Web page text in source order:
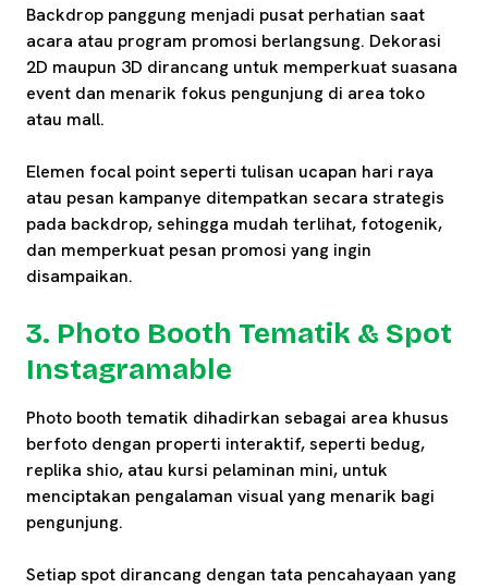
Backdrop panggung menjadi pusat perhatian saat
acara atau program promosi berlangsung. Dekorasi
2D maupun 3D dirancang untuk memperkuat suasana
event dan menarik fokus pengunjung di area toko
atau mall.
Elemen focal point seperti tulisan ucapan hari raya
atau pesan kampanye ditempatkan secara strategis
pada backdrop, sehingga mudah terlihat, fotogenik,
dan memperkuat pesan promosi yang ingin
disampaikan.
3. Photo Booth Tematik & Spot
Instagramable
Photo booth tematik dihadirkan sebagai area khusus
berfoto dengan properti interaktif, seperti bedug,
replika shio, atau kursi pelaminan mini, untuk
menciptakan pengalaman visual yang menarik bagi
pengunjung.
Setiap spot dirancang dengan tata pencahayaan yang